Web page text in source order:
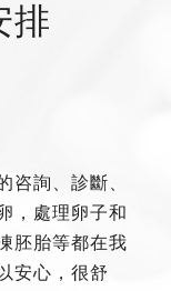
排
咨詢、診斷、
，處理卵子和
胚胎等都在我
安心，很舒